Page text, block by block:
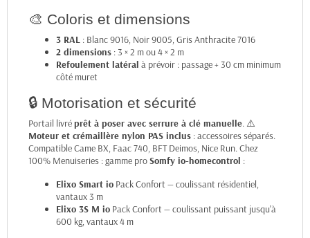
🎨 Coloris et dimensions
3 RAL : Blanc 9016, Noir 9005, Gris Anthracite 7016
2 dimensions : 3 × 2 m ou 4 × 2 m
Refoulement latéral à prévoir : passage + 30 cm minimum
côté muret
🔒 Motorisation et sécurité
Portail livréprêt à poser avec serrure à clé manuelle. ⚠️
Moteur et crémaillère nylon PAS inclus : accessoires séparés.
Compatible Came BX, Faac 740, BFT Deimos, Nice Run. Chez
100% Menuiseries : gamme proSomfy io-homecontrol :
Elixo Smart io Pack Confort — coulissant résidentiel,
vantaux 3 m
Elixo 3S M io Pack Confort — coulissant puissant jusqu'à
600 kg, vantaux 4 m